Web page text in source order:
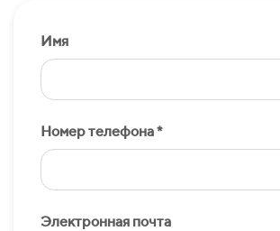
Имя
Номер телефона *
Электронная почта